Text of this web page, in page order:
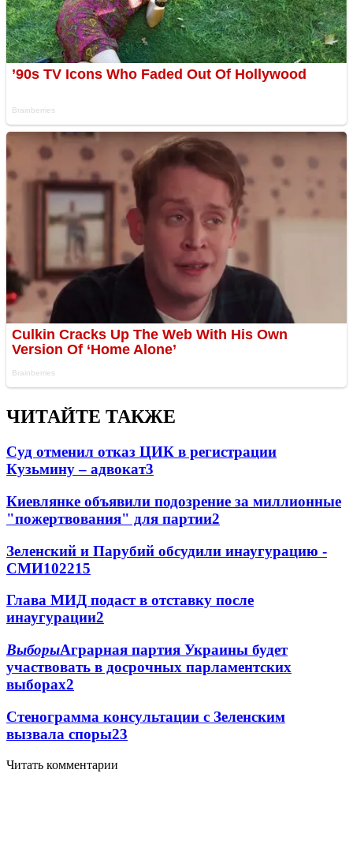
ЧИТАЙТЕ ТАКЖЕ
Суд отменил отказ ЦИК в регистрации
Кузьмину – адвокат3
Киевлянке объявили подозрение за миллионные
"пожертвования" для партии2
Зеленский и Парубий обсудили инаугурацию -
СМИ102215
Глава МИД подаст в отставку после
инаугурации2
ВыборыАграрная партия Украины будет
участвовать в досрочных парламентских
выборах2
Стенограмма консультации с Зеленским
вызвала споры23
Читать комментарии